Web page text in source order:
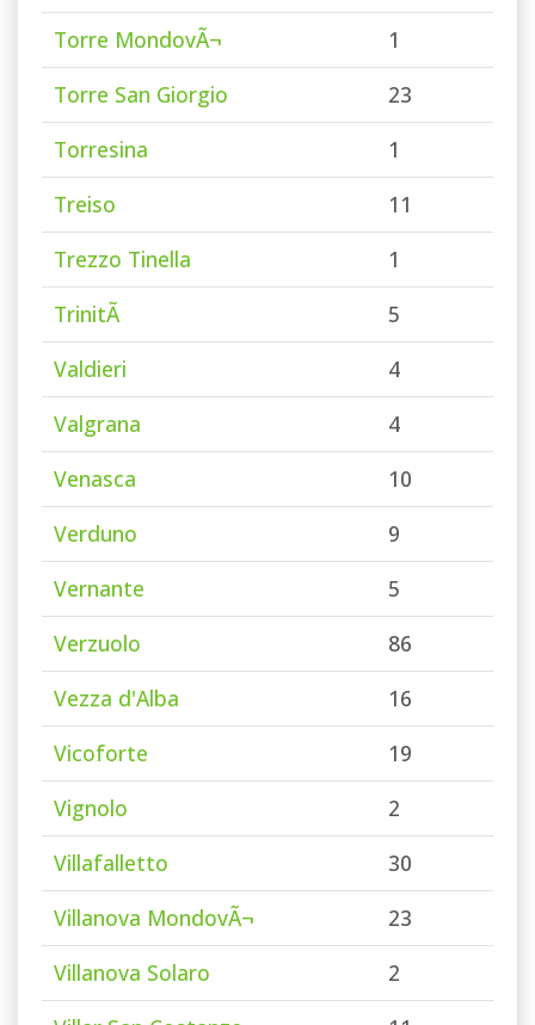
Torre MondovÃ¬
1
Torre San Giorgio
23
Torresina
1
Treiso
11
Trezzo Tinella
1
TrinitÃ
5
Valdieri
4
Valgrana
4
Venasca
10
Verduno
9
Vernante
5
Verzuolo
86
Vezza d'Alba
16
Vicoforte
19
Vignolo
2
Villafalletto
30
Villanova MondovÃ¬
23
Villanova Solaro
2